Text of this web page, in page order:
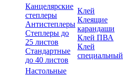
Канцелярские
степлеры
Антистеплеры
Степлеры до
25 листов
Стандартные
до 40 листов
Клей
Клеящие
карандаши
Клей ПВА
Клей
специальный
Настольные